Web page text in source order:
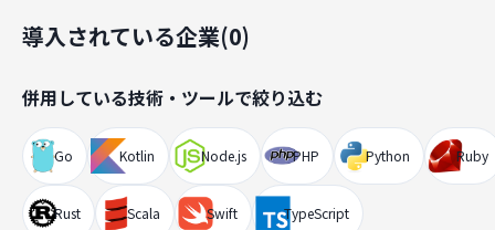
導入されている企業(0)
併用している技術・ツールで絞り込む
Go Kotlin Node.js PHP Python Ruby
Rust Scala Swift TypeScript